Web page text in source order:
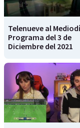
Telenueve al
Programa del 3 de
Diciembre del 2021